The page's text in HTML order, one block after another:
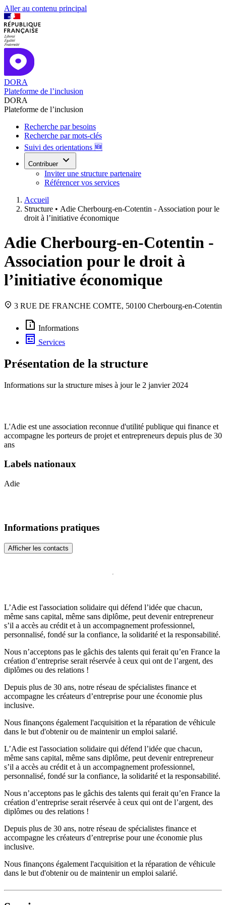
Aller au contenu principal
DORA
Plateforme de l’inclusion
DORA
Plateforme de l’inclusion
Recherche par besoins
Recherche par mots-clés
Suivi des orientations 🆕
Contribuer
Inviter une structure partenaire
Référencer vos services
Accueil
Structure • Adie Cherbourg-en-Cotentin - Association pour le
droit à l’initiative économique
Adie Cherbourg-en-Cotentin -
Association pour le droit à
l’initiative économique
3 RUE DE FRANCHE COMTE, 50100 Cherbourg-en-Cotentin
Informations
Services
Présentation de la structure
Informations sur la structure mises à jour le 2 janvier 2024
L'Adie est une association reconnue d'utilité publique qui finance et
accompagne les porteurs de projet et entrepreneurs depuis plus de 30
ans
Labels nationaux
Adie
L’Adie est l'association solidaire qui défend l’idée que chacun,
même sans capital, même sans diplôme, peut devenir entrepreneur
s’il a accès au crédit et à un accompagnement professionnel,
personnalisé, fondé sur la confiance, la solidarité et la responsabilité.
Nous n’acceptons pas le gâchis des talents qui ferait qu’en France la
création d’entreprise serait réservée à ceux qui ont de l’argent, des
diplômes ou des relations !
Depuis plus de 30 ans, notre réseau de spécialistes finance et
accompagne les créateurs d’entreprise pour une économie plus
inclusive.
Nous finançons également l'acquisition et la réparation de véhicule
dans le but d'obtenir ou de maintenir un emploi salarié.
L’Adie est l'association solidaire qui défend l’idée que chacun,
même sans capital, même sans diplôme, peut devenir entrepreneur
s’il a accès au crédit et à un accompagnement professionnel,
personnalisé, fondé sur la confiance, la solidarité et la responsabilité.
Nous n’acceptons pas le gâchis des talents qui ferait qu’en France la
création d’entreprise serait réservée à ceux qui ont de l’argent, des
diplômes ou des relations !
Depuis plus de 30 ans, notre réseau de spécialistes finance et
accompagne les créateurs d’entreprise pour une économie plus
inclusive.
Nous finançons également l'acquisition et la réparation de véhicule
dans le but d'obtenir ou de maintenir un emploi salarié.
Informations pratiques
Afficher les contacts